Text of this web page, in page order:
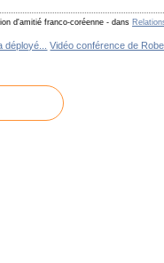
d'amitié franco-coréenne - dans
Vidéo conférence de